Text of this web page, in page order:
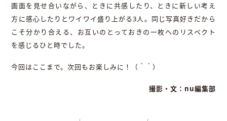
画面を見せ合いながら、ときに共感したり、ときに新しい考え
方に感心したりとワイワイ盛り上がる3人。同じ写真好きだから
こそ分かり合える、お互いのとっておきの一枚へのリスペクト
を感じるひと時でした。
今回はここまで。次回もお楽しみに！（＾＾）
撮影・文：nu編集部